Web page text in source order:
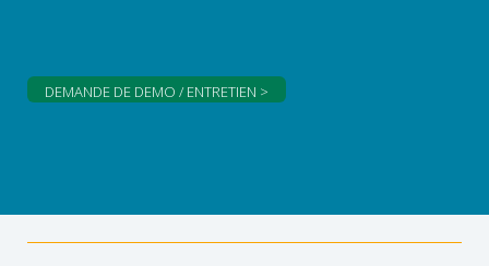
DEMANDE DE DEMO / ENTRETIEN >